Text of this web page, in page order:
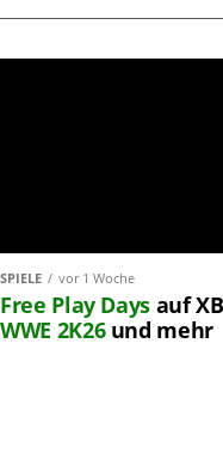
SPIELE vor 1 Woche
Free Play Days auf
WWE 2K26und mehr